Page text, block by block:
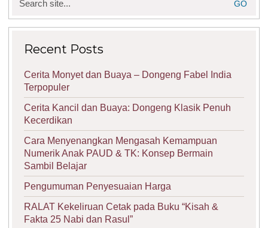
for:
Recent Posts
Cerita Monyet dan Buaya – Dongeng Fabel India
Terpopuler
Cerita Kancil dan Buaya: Dongeng Klasik Penuh
Kecerdikan
Cara Menyenangkan Mengasah Kemampuan
Numerik Anak PAUD & TK: Konsep Bermain
Sambil Belajar
Pengumuman Penyesuaian Harga
RALAT Kekeliruan Cetak pada Buku “Kisah &
Fakta 25 Nabi dan Rasul”